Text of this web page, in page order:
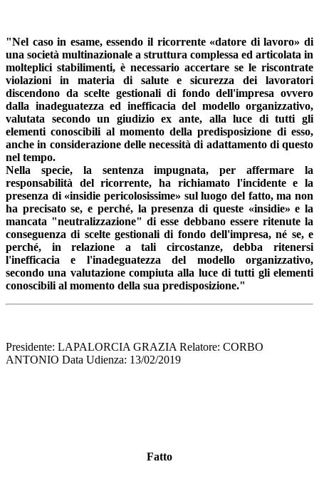
"Nel caso in esame, essendo il ricorrente «datore di lavoro» di
una società multinazionale a struttura complessa ed articolata in
molteplici stabilimenti, è necessario accertare se le riscontrate
violazioni in materia di salute e sicurezza dei lavoratori
discendono da scelte gestionali di fondo dell'impresa ovvero
dalla inadeguatezza ed inefficacia del modello organizzativo,
valutata secondo un giudizio ex ante, alla luce di tutti gli
elementi conoscibili al momento della predisposizione di esso,
anche in considerazione delle necessità di adattamento di questo
nel tempo.
Nella specie, la sentenza impugnata, per affermare la
responsabilità del ricorrente, ha richiamato l'incidente e la
presenza di «insidie pericolosissime» sul luogo del fatto, ma non
ha precisato se, e perché, la presenza di queste «insidie» e la
mancata "neutralizzazione" di esse debbano essere ritenute la
conseguenza di scelte gestionali di fondo dell'impresa, né se, e
perché, in relazione a tali circostanze, debba ritenersi
l'inefficacia e l'inadeguatezza del modello organizzativo,
secondo una valutazione compiuta alla luce di tutti gli elementi
conoscibili al momento della sua predisposizione."
Presidente: LAPALORCIA GRAZIA Relatore: CORBO
ANTONIO Data Udienza: 13/02/2019
Fatto